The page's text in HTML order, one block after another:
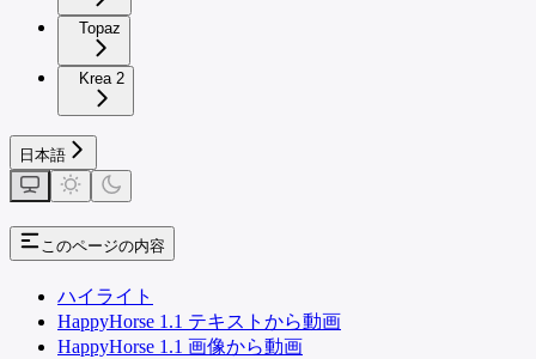
Topaz
Krea 2
日本語
このページの内容
ハイライト
HappyHorse 1.1 テキストから動画
HappyHorse 1.1 画像から動画